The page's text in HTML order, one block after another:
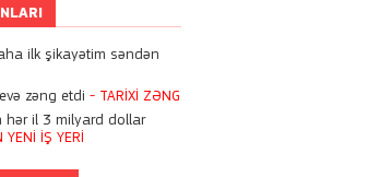
bacı"nın atas ıvəfat
- 10 İL 3 AY
ilk şikayətim səndən
zəng etdi - TARİXİ ZƏNG
hər il 3 milyard dollar
İŞ YERİ